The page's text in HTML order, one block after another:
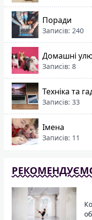
Поради
Записів: 240
Домашні
Записів: 8
Техніка та
Записів: 33
Імена
Записів: 11